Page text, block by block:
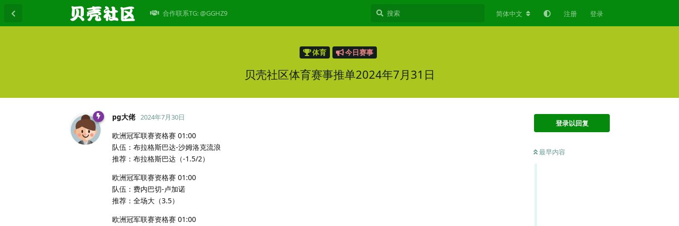
合作联系TG: @GGHZ9 简体中文 注册 登录
体育 今日赛事
贝壳社区体育赛事推单2024年7月31日
登录以回复
最早内容
pg大佬 2024年7月30日
欧洲冠军联赛资格赛 01:00
队伍：布拉格斯巴达-沙姆洛克流浪
推荐：布拉格斯巴达（-1.5/2）
欧洲冠军联赛资格赛 01:00
队伍：费内巴切-卢加诺
推荐：全场大（3.5）
欧洲冠军联赛资格赛 01:00